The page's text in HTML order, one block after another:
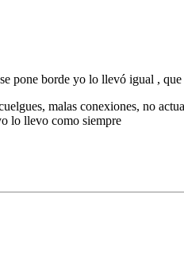
pone borde yo lo llevó igual ,
malas conexiones, no
lo llevo como siempre